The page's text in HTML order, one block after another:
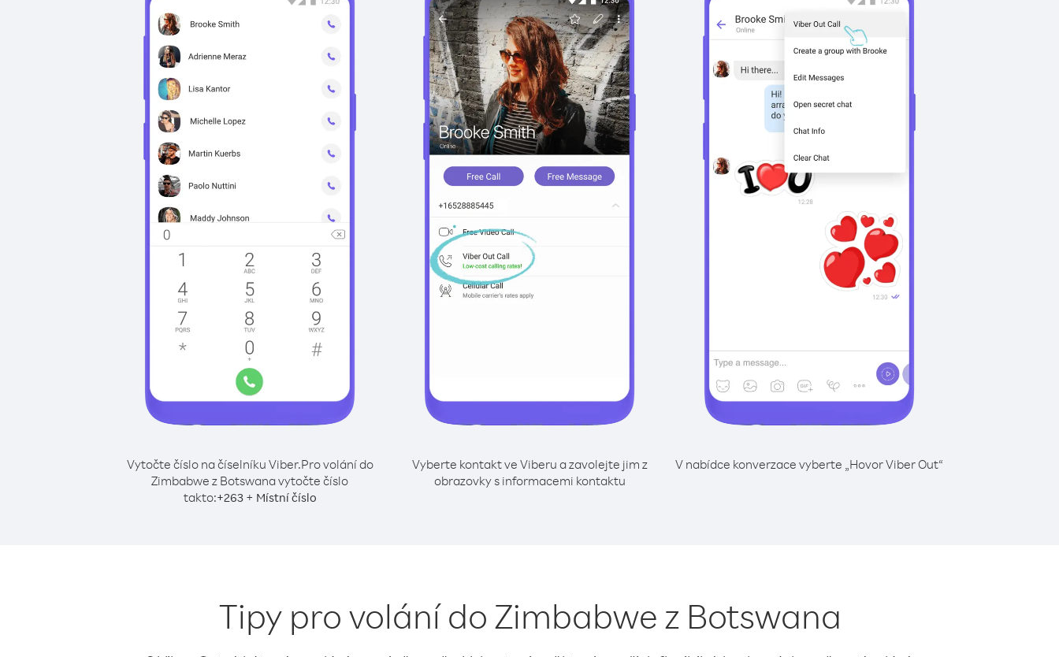
Vytočte číslo na číselníku Viber.Pro volání do
Zimbabwe z Botswana vytočte číslo
takto:+263+ Místní číslo
Vyberte kontakt ve Viberu a zavolejte jim z
obrazovky s informacemi kontaktu
V nabídce konverzace vyberte „Hovor Viber Out“
Tipy pro volání do Zimbabwe z Botswana